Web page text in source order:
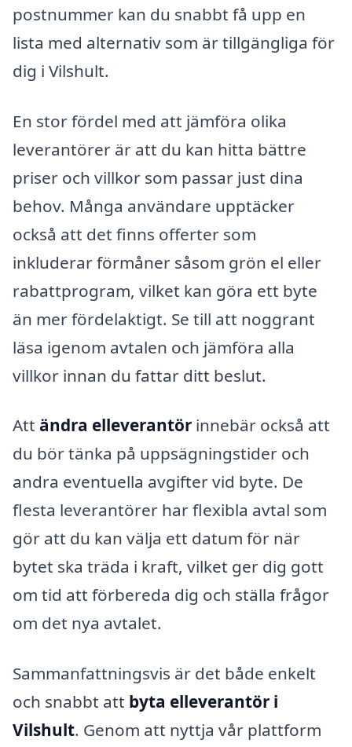
postnummer kan du snabbt få upp en
lista med alternativ som är tillgängliga för
dig i Vilshult.
En stor fördel med att jämföra olika
leverantörer är att du kan hitta bättre
priser och villkor som passar just dina
behov. Många användare upptäcker
också att det finns offerter som
inkluderar förmåner såsom grön el eller
rabattprogram, vilket kan göra ett byte
än mer fördelaktigt. Se till att noggrant
läsa igenom avtalen och jämföra alla
villkor innan du fattar ditt beslut.
Att ändra elleverantör innebär också att
du bör tänka på uppsägningstider och
andra eventuella avgifter vid byte. De
flesta leverantörer har flexibla avtal som
gör att du kan välja ett datum för när
bytet ska träda i kraft, vilket ger dig gott
om tid att förbereda dig och ställa frågor
om det nya avtalet.
Sammanfattningsvis är det både enkelt
och snabbt att byta elleverantör i
Vilshult. Genom att nyttja vår plattform